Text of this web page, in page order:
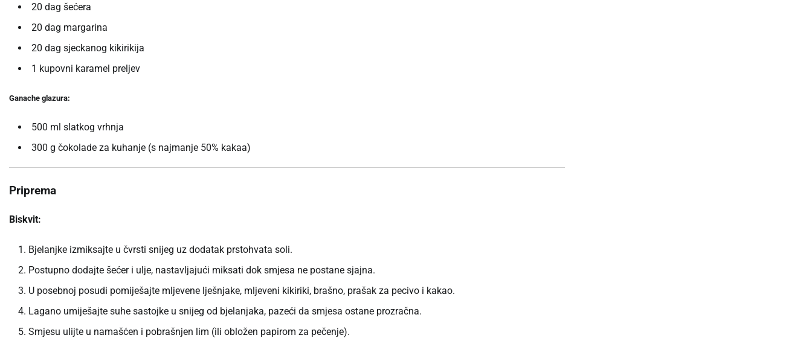
20 dag šećera
20 dag margarina
20 dag sjeckanog kikirikija
1 kupovni karamel preljev
Ganache glazura:
500 ml slatkog vrhnja
300 g čokolade za kuhanje (s najmanje 50% kakaa)
Priprema
Biskvit:
Bjelanjke izmiksajte u čvrsti snijeg uz dodatak prstohvata soli.
Postupno dodajte šećer i ulje, nastavljajući miksati dok smjesa ne postane sjajna.
U posebnoj posudi pomiješajte mljevene lješnjake, mljeveni kikiriki, brašno, prašak za pecivo i kakao.
Lagano umiješajte suhe sastojke u snijeg od bjelanjaka, pazeći da smjesa ostane prozračna.
Smjesu ulijte u namašćen i pobrašnjen lim (ili obložen papirom za pečenje).